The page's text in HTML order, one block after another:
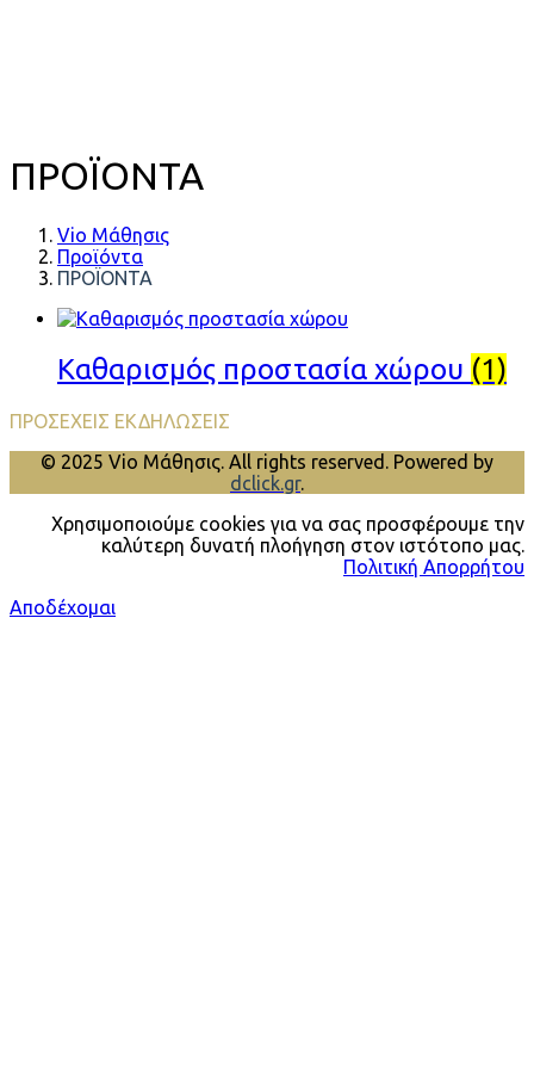
ΠΡΟΪΟΝΤΑ
Vio Μάθησις
Προϊόντα
ΠΡΟΪΟΝΤΑ
Καθαρισμός προστασία χώρου (1)
ΠΡΟΣΕΧΕΙΣ ΕΚΔΗΛΩΣΕΙΣ
© 2025 Vio Μάθησις. All rights reserved. Powered by
dclick.gr.
Χρησιμοποιούμε cookies για να σας προσφέρουμε την
καλύτερη δυνατή πλοήγηση στον ιστότοπο μας.
Πολιτική Απορρήτου
Αποδέχομαι